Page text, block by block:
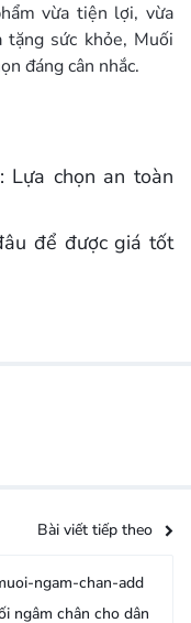
vừa tiện lợi, vừa
tặng sức khỏe, Muối
đáng cân nhắc.
Lựa chọn an toàn
để được giá tốt
Bài viết tiếp theo
ngâm chân cho dân